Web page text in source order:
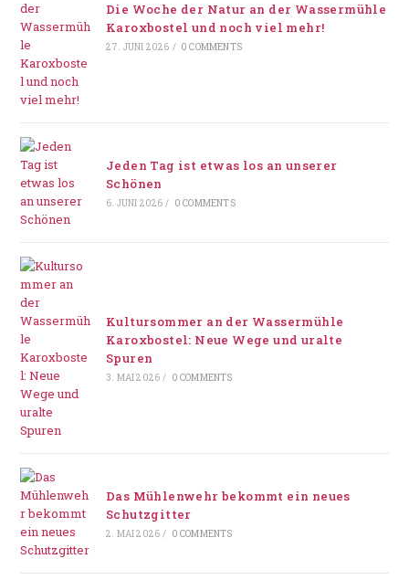
Die Woche der Natur an der Wassermühle
Karoxbostel und noch viel mehr!
27. JUNI 2026 / 0 COMMENTS
Jeden Tag ist etwas los an unserer
Schönen
6. JUNI 2026 / 0 COMMENTS
Kultursommer an der Wassermühle
Karoxbostel: Neue Wege und uralte
Spuren
3. MAI 2026 / 0 COMMENTS
Das Mühlenwehr bekommt ein neues
Schutzgitter
2. MAI 2026 / 0 COMMENTS